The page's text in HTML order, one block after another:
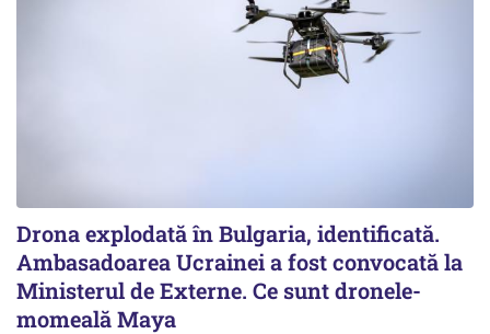
Drona explodată în Bulgaria, identificată.
Ambasadoarea Ucrainei a fost convocată la
Ministerul de Externe. Ce sunt dronele-
momeală Maya